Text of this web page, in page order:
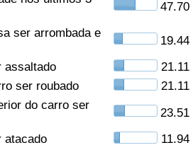
47.70
ser arrombada e
19.44
assaltado
21.11
ser roubado
21.11
do carro ser
23.51
atacado
11.94
por país